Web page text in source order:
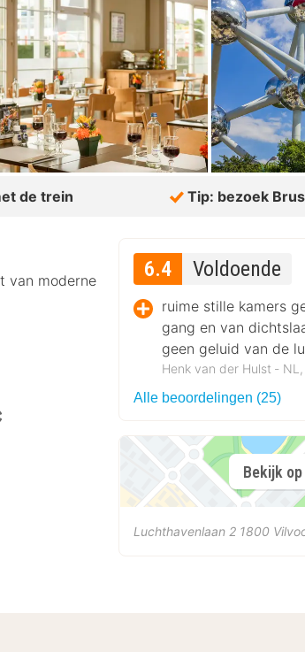
de trein Tip: bezoek
van moderne
6.4 Voldoende
ruime stille kamers
gang en van
geen geluid van de
Henk van der Hulst ‐
Alle beoordelingen (25)
Bekijk
Luchthavenlaan 2 1800